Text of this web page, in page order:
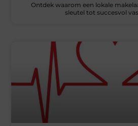
Ontdek waarom een lokale
sleutel tot succesvol